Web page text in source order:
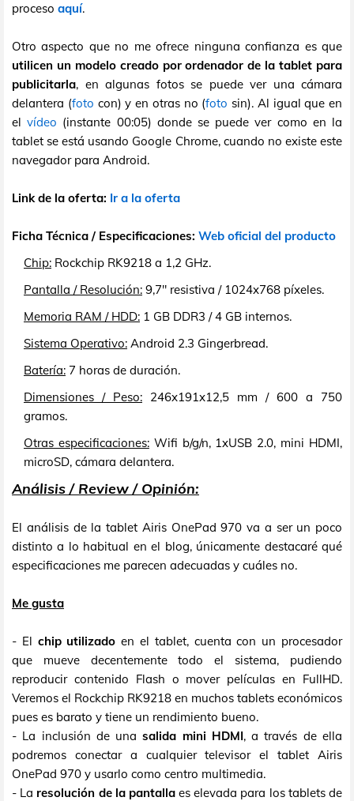
proceso aquí.
Otro aspecto que no me ofrece ninguna confianza es que
utilicen un modelo creado por ordenador de la tablet para
publicitarla, en algunas fotos se puede ver una cámara
delantera (foto con) y en otras no (foto sin). Al igual que en
elvídeo (instante 00:05) donde se puede ver como en la
tablet se está usando Google Chrome, cuando no existe este
navegador para Android.
Link de la oferta: Ir a la oferta
Ficha Técnica / Especificaciones: Web oficial del producto
Chip: Rockchip RK9218 a 1,2 GHz.
Pantalla / Resolución: 9,7" resistiva / 1024x768 píxeles.
Memoria RAM / HDD: 1 GB DDR3 / 4 GB internos.
Sistema Operativo: Android 2.3 Gingerbread.
Batería: 7 horas de duración.
Dimensiones / Peso: 246x191x12,5 mm / 600 a 750
gramos.
Otras especificaciones:Wifi b/g/n, 1xUSB 2.0, mini HDMI,
microSD, cámara delantera.
Análisis / Review / Opinión:
El análisis de la tablet Airis OnePad 970 va a ser un poco
distinto a lo habitual en el blog, únicamente destacaré qué
especificaciones me parecen adecuadas y cuáles no.
Me gusta
- El chip utilizado en el tablet, cuenta con un procesador
que mueve decentemente todo el sistema, pudiendo
reproducir contenido Flash o mover películas en FullHD.
Veremos el Rockchip RK9218 en muchos tablets económicos
pues es barato y tiene un rendimiento bueno.
- La inclusión de unasalida mini HDMI, a través de ella
podremos conectar a cualquier televisor el tablet Airis
OnePad 970 y usarlo como centro multimedia.
- La resolución de la pantallaes elevada para los tablets de